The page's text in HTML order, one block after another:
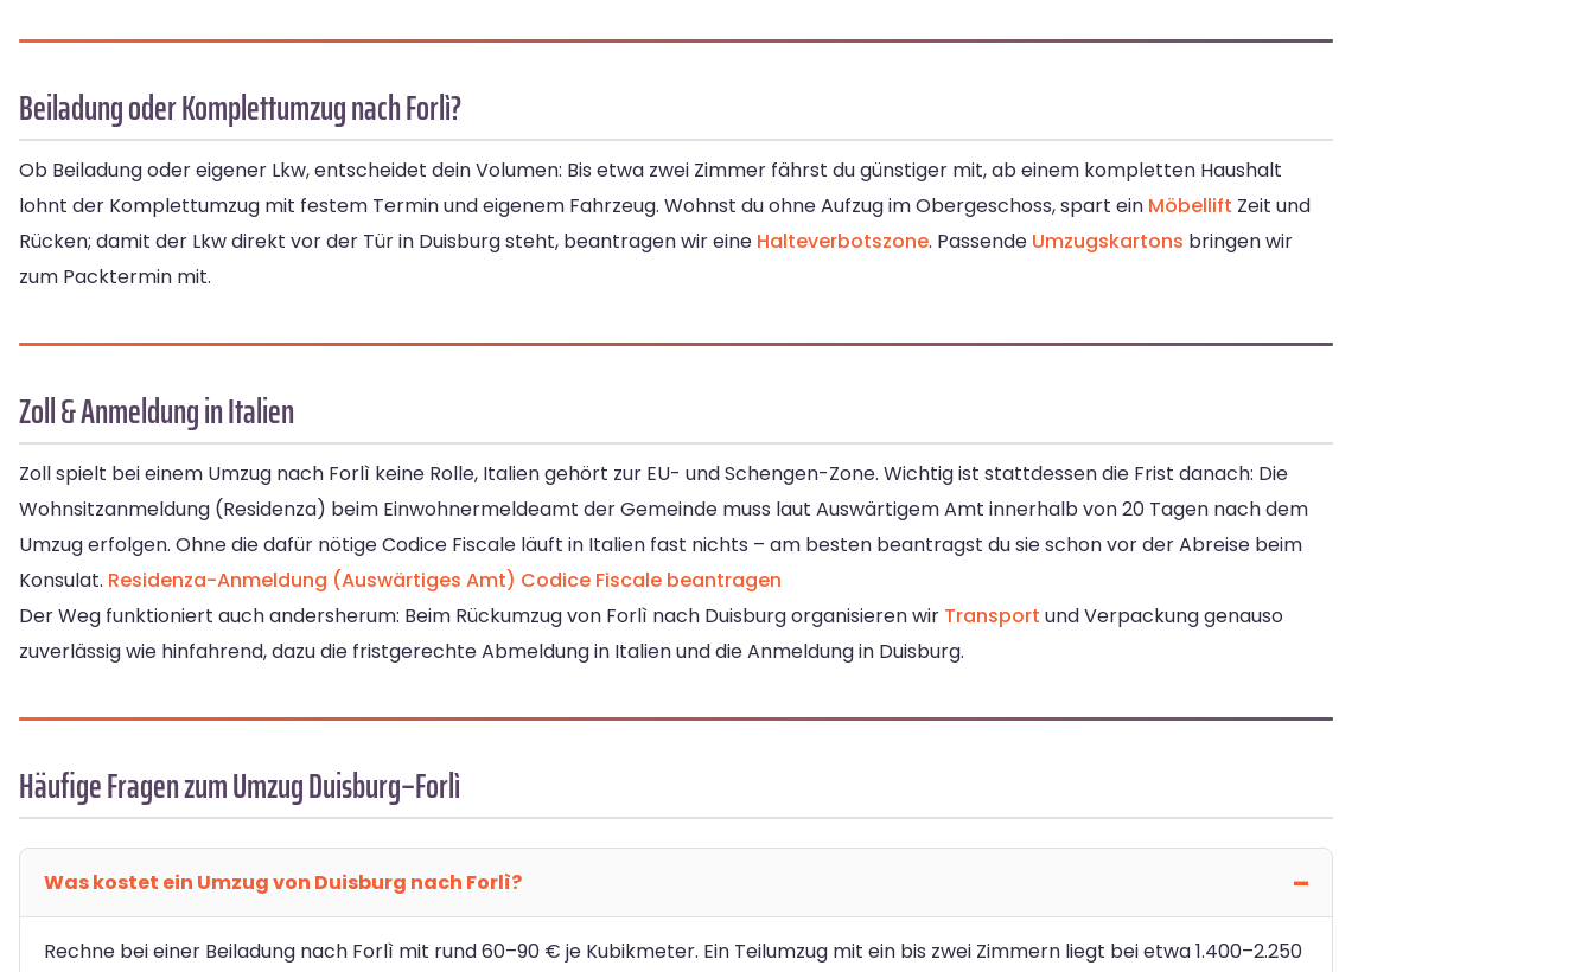
Beiladung oder Komplettumzug nach Forlì?
Ob Beiladung oder eigener Lkw, entscheidet dein Volumen: Bis etwa zwei Zimmer fährst du günstiger mit, ab einem kompletten Haushalt
lohnt der Komplettumzug mit festem Termin und eigenem Fahrzeug. Wohnst du ohne Aufzug im Obergeschoss, spart ein Möbellift Zeit und
Rücken; damit der Lkw direkt vor der Tür in Duisburg steht, beantragen wir eine Halteverbotszone. Passende Umzugskartons bringen wir
zum Packtermin mit.
Zoll & Anmeldung in Italien
Zoll spielt bei einem Umzug nach Forlì keine Rolle, Italien gehört zur EU- und Schengen-Zone. Wichtig ist stattdessen die Frist danach: Die
Wohnsitzanmeldung (Residenza) beim Einwohnermeldeamt der Gemeinde muss laut Auswärtigem Amt innerhalb von 20 Tagen nach dem
Umzug erfolgen. Ohne die dafür nötige Codice Fiscale läuft in Italien fast nichts – am besten beantragst du sie schon vor der Abreise beim
Konsulat. Residenza-Anmeldung (Auswärtiges Amt) Codice Fiscale beantragen
Der Weg funktioniert auch andersherum: Beim Rückumzug von Forlì nach Duisburg organisieren wir Transport und Verpackung genauso
zuverlässig wie hinfahrend, dazu die fristgerechte Abmeldung in Italien und die Anmeldung in Duisburg.
Häufige Fragen zum Umzug Duisburg–Forlì
Was kostet ein Umzug von Duisburg nach Forlì?
Rechne bei einer Beiladung nach Forlì mit rund 60–90 € je Kubikmeter. Ein Teilumzug mit ein bis zwei Zimmern liegt bei etwa 1.400–2.250